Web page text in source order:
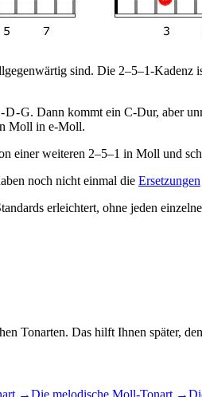
sind. Die 2–5–1-
- G. Dann kommt ein C-Dur, aber
Moll in e-Moll.
einer weiteren 2–5–1 in Moll und
noch nicht einmal die Ersetzungen
erleichtert, ohne jeden
Tonarten. Das hilft Ihnen später,
→Die melodische Moll-Tonart →